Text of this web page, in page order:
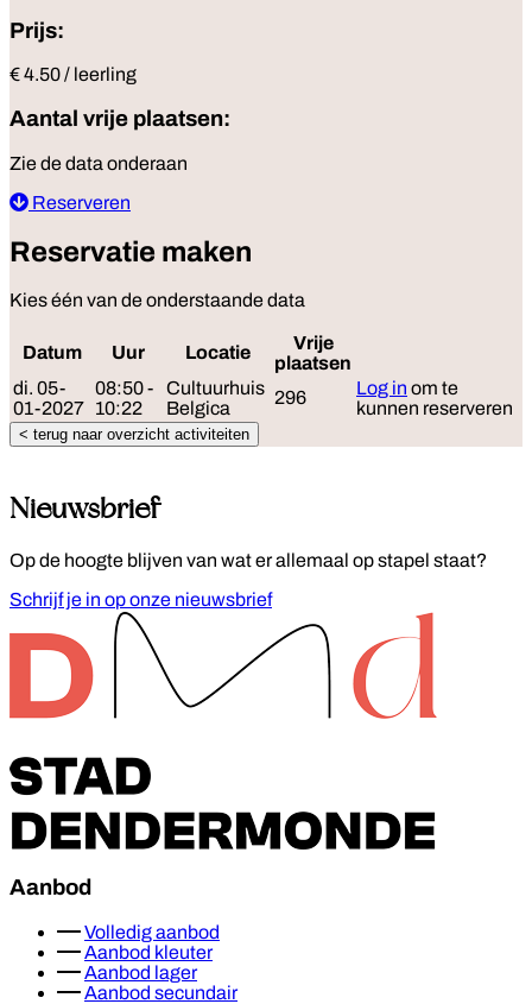
Prijs:
€ 4.50 / leerling
Aantal vrije plaatsen:
Zie de data onderaan
Reserveren
Reservatie maken
Kies één van de onderstaande data
Datum Uur Locatie
Vrije
plaatsen
di. 05-
01-2027
08:50 -
10:22
Cultuurhuis
Belgica
296 Log in om te
kunnen reserveren
< terug naar overzicht activiteiten
Nieuwsbrief
Op de hoogte blijven van wat er allemaal op stapel staat?
Schrijf je in op onze nieuwsbrief
Aanbod
Volledig aanbod
Aanbod kleuter
Aanbod lager
Aanbod secundair